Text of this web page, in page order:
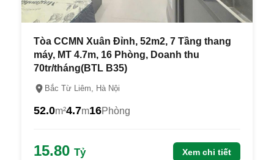
Tòa CCMN Xuân Đỉnh, 52m2, 7 Tầng thang
máy, MT 4.7m, 16 Phòng, Doanh thu
70tr/tháng(BTL B35)
Bắc Từ Liêm, Hà Nội
52.0m²4.7m16Phòng
15.80 Tỷ Xem chi tiết